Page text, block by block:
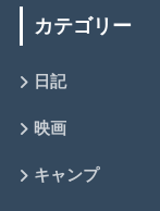
カテゴリー
日記
映画
キャンプ